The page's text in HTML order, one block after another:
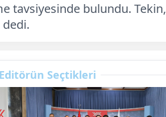
tavsiyesinde bulundu. Tekin,
Editörün Seçtikleri